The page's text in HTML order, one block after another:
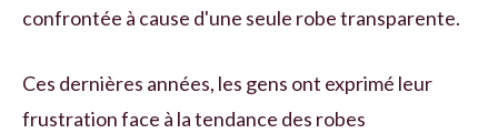
confrontée à cause d'une seule robe transparente.
Ces dernières années, les gens ont exprimé leur
frustration face à la tendance des robes